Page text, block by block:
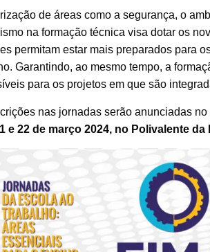
de áreas como a segurança, o
na formação técnica visa dotar os
permitam estar mais preparados para
Garantindo, ao mesmo tempo, a
para os projetos em que são
nas jornadas serão anunciadas no
e 22 de março 2024, no Polivalente